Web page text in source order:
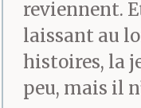
livre, un
voilà
reviennent.
laissant au
histoires, la
peu, mais il